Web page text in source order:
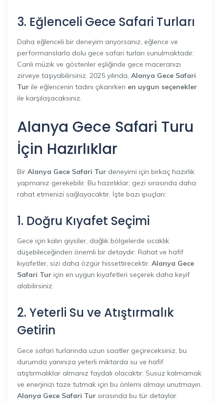
3. Eğlenceli Gece Safari Turları
Daha eğlenceli bir deneyim arıyorsanız, eğlence ve
performanslarla dolu gece safari turları sunulmaktadır.
Canlı müzik ve gösteriler eşliğinde gece maceranızı
zirveye taşıyabilirsiniz. 2025 yılında, Alanya Gece Safari
Tur ile eğlencenin tadını çıkarırken en uygun seçenekler
ile karşılaşacaksınız.
Alanya Gece Safari Turu
İçin Hazırlıklar
Bir Alanya Gece Safari Tur deneyimi için birkaç hazırlık
yapmanız gerekebilir. Bu hazırlıklar, gezi sırasında daha
rahat etmenizi sağlayacaktır. İşte bazı ipuçları:
1. Doğru Kıyafet Seçimi
Gece için kalın giysiler, dağlık bölgelerde sıcaklık
düşebileceğinden önemli bir detaydır. Rahat ve hafif
kıyafetler, sizi daha özgür hissettirecektir. Alanya Gece
Safari Tur için en uygun kıyafetleri seçerek daha keyif
alabilirsiniz.
2. Yeterli Su ve Atıştırmalık
Getirin
Gece safari turlarında uzun saatler geçireceksiniz, bu
durumda yanınıza yeterli miktarda su ve hafif
atıştırmalıklar almanız faydalı olacaktır. Susuz kalmamak
ve enerjinizi taze tutmak için bu önlemi almayı unutmayın.
Alanya Gece Safari Tur sırasında bu tür detaylar